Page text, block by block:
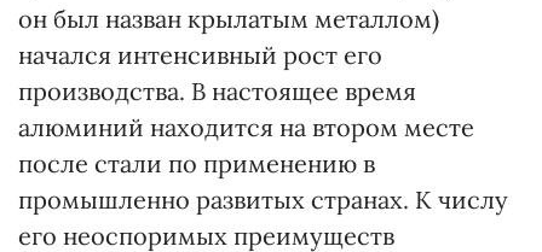
он был назван крылатым металлом)
начался интенсивный рост его
производства. В настоящее время
алюминий находится на втором месте
после стали по применению в
промышленно развитых странах. К числу
его неоспоримых преимуществ